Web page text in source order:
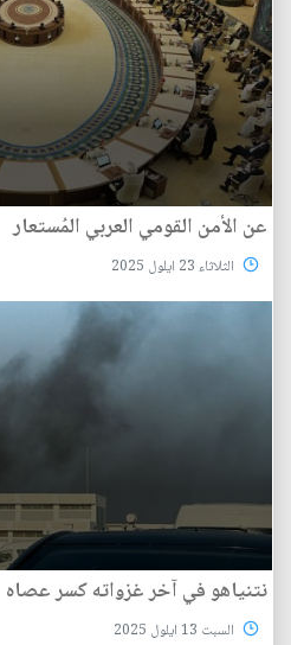
عن الأمن القومي العربي المُستعار
الثلاثاء 23 ايلول 2025
نتنياهو في آخر غزواته كسر عصاه
السبت 13 ايلول 2025